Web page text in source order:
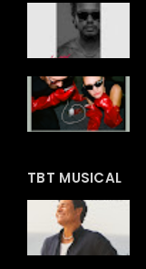
TBT MUSICAL